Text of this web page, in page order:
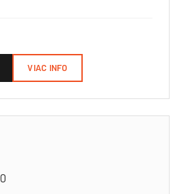
VIAC INFO